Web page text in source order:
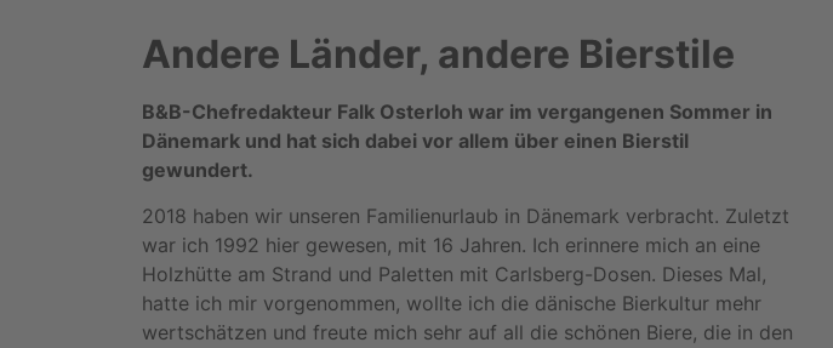
Andere Länder, andere Bierstile
B&B-Chefredakteur Falk Osterloh war im vergangenen Sommer in
Dänemark und hat sich dabei vor allem über einen Bierstil
gewundert.
2018 haben wir unseren Familienurlaub in Dänemark verbracht. Zuletzt
war ich 1992 hier gewesen, mit 16 Jahren. Ich erinnere mich an eine
Holzhütte am Strand und Paletten mit Carlsberg-Dosen. Dieses Mal,
hatte ich mir vorgenommen, wollte ich die dänische Bierkultur mehr
wertschätzen und freute mich sehr auf all die schönen Biere, die in den